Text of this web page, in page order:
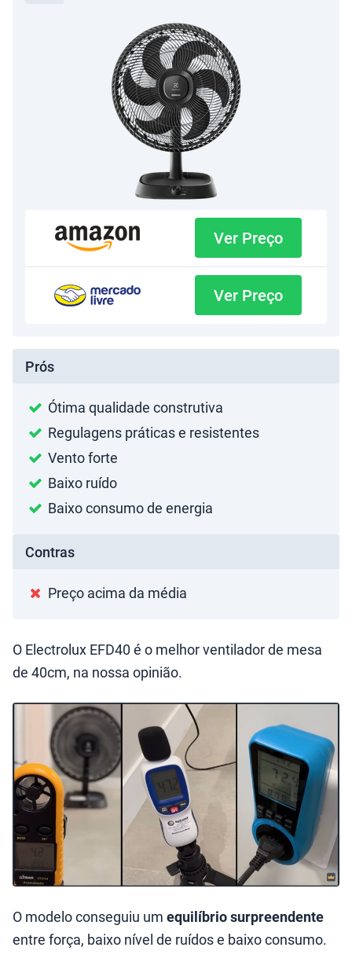
Ver Preço
Ver Preço
Prós
Ótima qualidade construtiva
Regulagens práticas e resistentes
Vento forte
Baixo ruído
Baixo consumo de energia
Contras
Preço acima da média
O Electrolux EFD40 é o melhor ventilador de mesa
de 40cm, na nossa opinião.
O modelo conseguiu um equilíbrio surpreendente
entre força, baixo nível de ruídos e baixo consumo.